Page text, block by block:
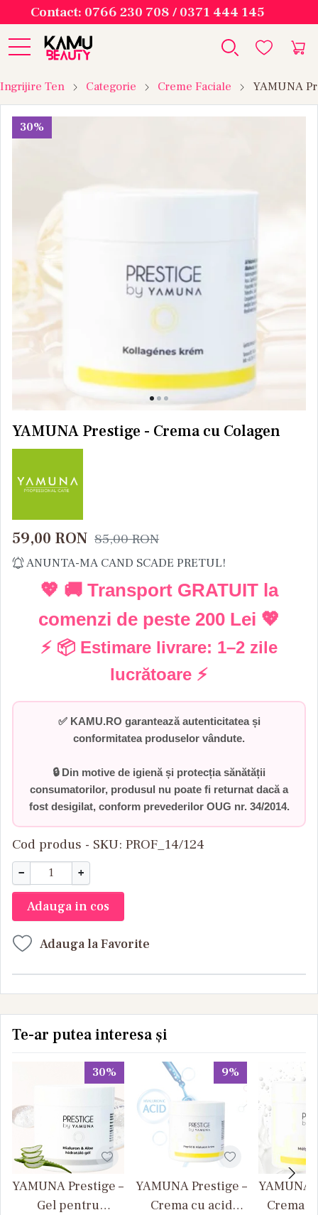
Contact: 0766 230 708 / 0371 444 145
Ingrijire Ten Categorie Creme Faciale YAMUNA
30%
YAMUNA Prestige - Crema cu Colagen
59,00 RON 85,00RON
ANUNTA-MA CAND SCADE PRETUL!
💖 🚚 Transport GRATUIT la
comenzi de peste 200 Lei 💖
⚡ 📦 Estimare livrare: 1–2 zile
lucrătoare ⚡
✅ KAMU.RO garantează autenticitatea și
conformitatea produselor vândute.
🔒 Din motive de igienă și protecția sănătății
consumatorilor, produsul nu poate fi returnat dacă a
fost desigilat, conform prevederilor OUG nr. 34/2014.
Cod produs - SKU PROF_14/124
− +
Adauga in cos
Adauga la Favorite
Te-ar putea interesa și
30%
YAMUNA Prestige –
Gel pentru
9%
YAMUNA Prestige –
Crema cu acid
YAMUNA
Crema